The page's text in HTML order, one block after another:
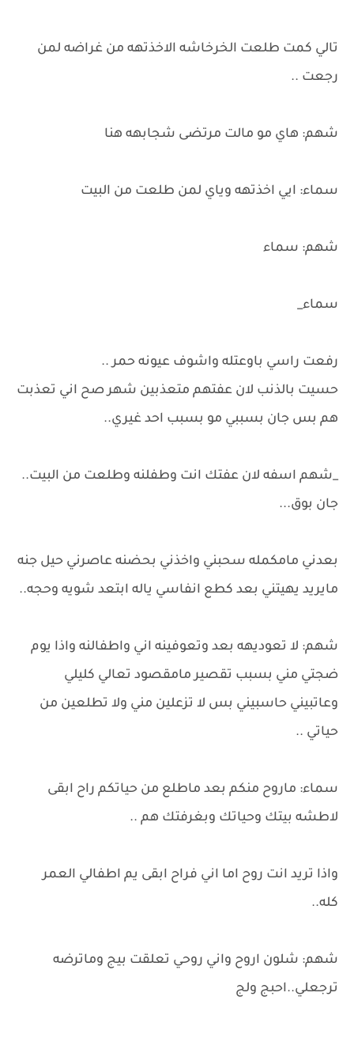
تالي كمت طلعت الخرخاشه الاخذتهه من غراضه لمن
رجعت ..
شهم: هاي مو مالت مرتضى شجابهه هنا
سماء: ايي اخذتهه وياي لمن طلعت من البيت
شهم: سماء
سماء_
رفعت راسي باوعتله واشوف عيونه حمر ..
حسيت بالذنب لان عفتهم متعذبين شهر صح اني تعذبت
هم بس جان بسببي مو بسبب احد غيري..
_شهم اسفه لان عفتك انت وطفلنه وطلعت من البيت..
جان بوق...
بعدني مامكمله سحبني واخذني بحضنه عاصرني حيل جنه
مايريد يهيتني بعد كطع انفاسي ياله ابتعد شويه وحجه..
شهم: لا تعوديهه بعد وتعوفينه اني واطفالنه واذا يوم
ضجتي مني بسبب تقصير مامقصود تعالي كليلي
وعاتبيني حاسبيني بس لا تزعلين مني ولا تطلعين من
حياتي ..
سماء: ماروح منكم بعد ماطلع من حياتكم راح ابقى
لاطشه بيتك وحياتك وبغرفتك هم ..
واذا تريد انت روح اما اني فراح ابقى يم اطفالي العمر
كله..
شهم: شلون اروح واني روحي تعلقت بيج وماترضه
ترجعلي..احبج ولج